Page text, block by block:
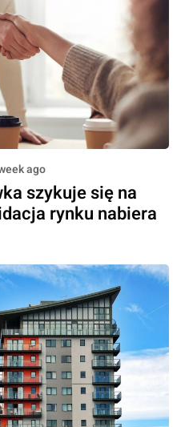
ago
szykuje się na
rynku nabiera